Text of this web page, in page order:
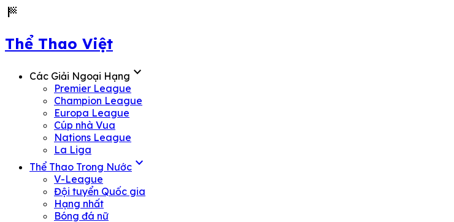
sports_score
Thể Thao Việt
Các Giải Ngoại Hạng expand_more
Premier League
Champion League
Europa League
Cúp nhà Vua
Nations League
La Liga
Thể Thao Trong Nước expand_more
V-League
Đội tuyển Quốc gia
Hạng nhất
Bóng đá nữ